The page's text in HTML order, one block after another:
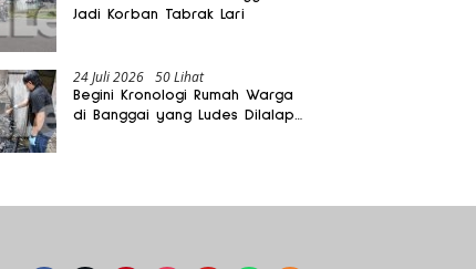
Jadi Korban Tabrak Lari
24 Juli 2026 50 Lihat
Begini Kronologi Rumah Warga
di Banggai yang Ludes Dilalap